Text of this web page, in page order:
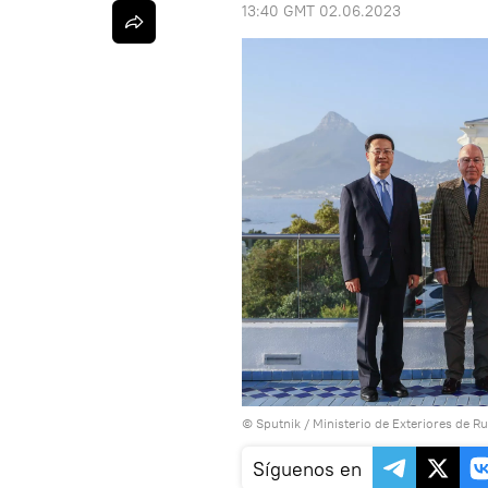
13:40 GMT 02.06.2023
© Sputnik / Ministerio de Exteriores de
Síguenos en